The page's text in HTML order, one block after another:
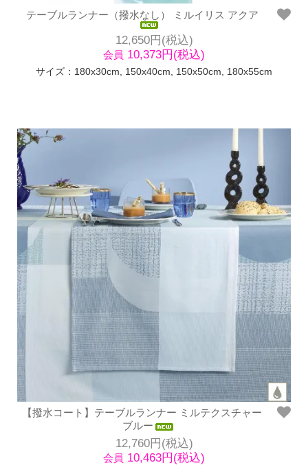
テーブルランナー（撥水なし） ミルイリス アクア
12,650円(税込)
会員 10,373円(税込)
サイズ：180x30cm, 150x40cm, 150x50cm, 180x55cm
【撥水コート】テーブルランナー ミルテクスチャー
ブルー
12,760円(税込)
会員 10,463円(税込)